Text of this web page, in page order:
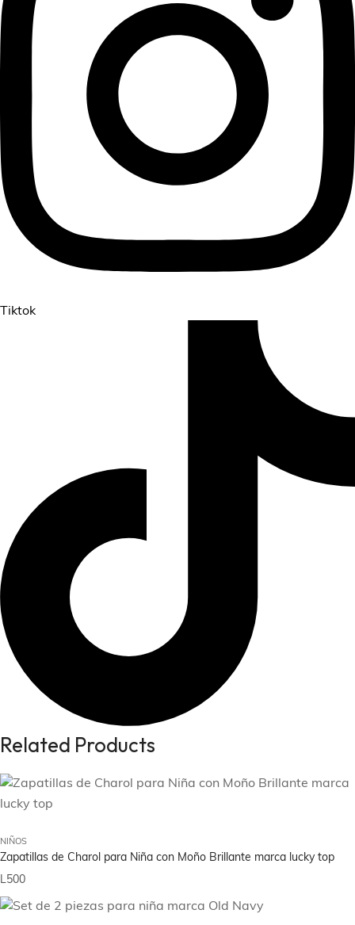
Tiktok
Related Products
NIÑOS
Zapatillas de Charol para Niña con Moño Brillante marca lucky top
L500